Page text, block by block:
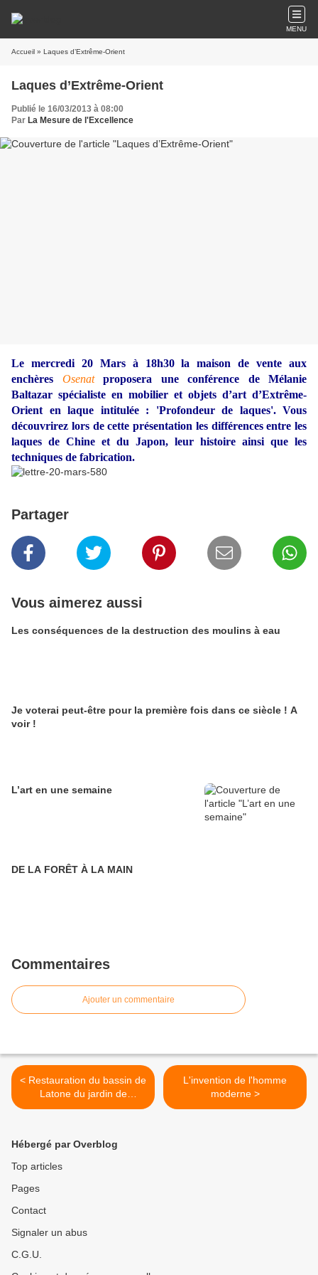
MENU
Accueil » Laques d’Extrême-Orient
Laques d’Extrême-Orient
Publié le 16/03/2013 à 08:00
Par La Mesure de l'Excellence
Le mercredi 20 Mars à 18h30 la maison de vente aux
enchères
Osenat
proposera une conférence de Mélanie
Baltazar spécialiste en mobilier et objets d’art d’Extrême-
Orient en laque intitulée : 'Profondeur de laques'. Vous
découvrirez lors de cette présentation les différences entre les
laques de Chine et du Japon, leur histoire ainsi que les
techniques de fabrication.
Partager
Vous aimerez aussi
Les conséquences de la destruction des moulins à eau
Je voterai peut-être pour la première fois dans ce siècle ! A
voir !
L’art en une semaine
DE LA FORÊT À LA MAIN
Commentaires
Ajouter un commentaire
< Restauration du bassin de
Latone du jardin de
Versailles
L'invention de l'homme
moderne >
Hébergé par Overblog
Top articles
Pages
Contact
Signaler un abus
C.G.U.